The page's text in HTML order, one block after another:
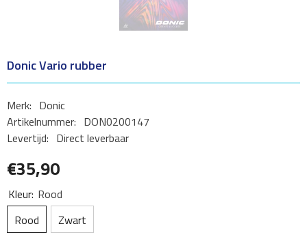
Donic Vario rubber
Merk: Donic
Artikelnummer: DON0200147
Levertijd: Direct leverbaar
€35,90
Kleur: Rood
Rood
Zwart